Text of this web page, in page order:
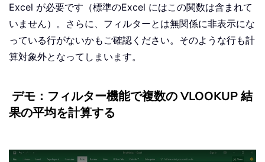
Excel が必要です（標準のExcel にはこの関数は含まれて
いません）。さらに、フィルターとは無関係に非表示にな
っている行がないかもご確認ください。そのような行も計
算対象外となってしまいます。
デモ：フィルター機能で複数の VLOOKUP 結
果の平均を計算する